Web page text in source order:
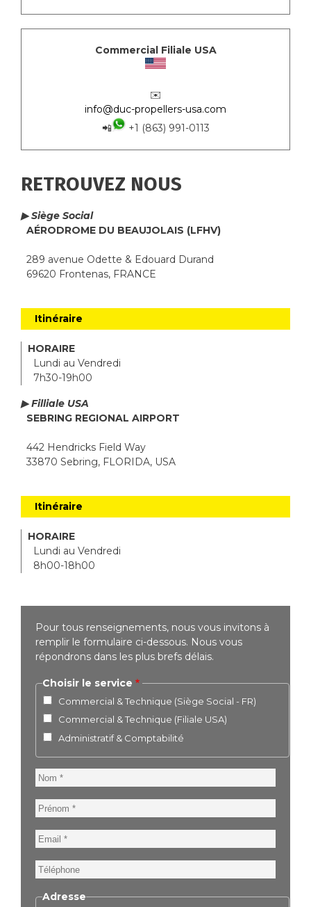
Commercial Filiale USA
✉️
info@duc-propellers-usa.com
📲
+1 (863) 991-0113
RETROUVEZ NOUS
▶ Siège Social
AÉRODROME DU BEAUJOLAIS (LFHV)
289 avenue Odette & Edouard Durand
69620 Frontenas, FRANCE
Itinéraire
HORAIRE
Lundi au Vendredi
7h30-19h00
▶ Filliale USA
SEBRING REGIONAL AIRPORT
442 Hendricks Field Way
33870 Sebring, FLORIDA, USA
Itinéraire
HORAIRE
Lundi au Vendredi
8h00-18h00
Pour tous renseignements, nous vous invitons à
remplir le formulaire ci-dessous. Nous vous
répondrons dans les plus brefs délais.
Choisir le service
Commercial & Technique (Siège Social - FR)
Commercial & Technique (Filiale USA)
Administratif & Comptabilité
Nom
Prénom
Email
Téléphone
Adresse